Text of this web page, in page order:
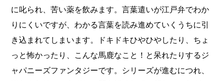
に叱られ、苦い薬を飲みます。言葉遣いが江戸弁でわか
りにくいですが、わかる言葉を読み進めていくうちに引
き込まれてしまいます。ドキドキひやひやしたり、ちょ
っと怖かったり、こんな馬鹿なこと！と呆れたりするジ
ャパニーズファンタジーです。シリーズが進むにつれ、